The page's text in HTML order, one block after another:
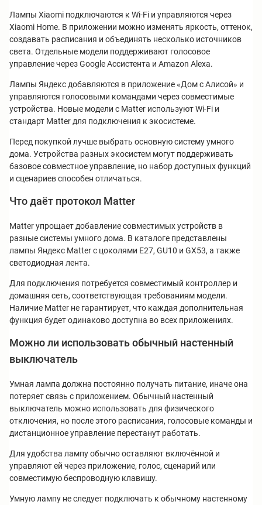
Лампы Xiaomi подключаются к Wi-Fi и управляются через
Xiaomi Home. В приложении можно изменять яркость, оттенок,
создавать расписания и объединять несколько источников
света. Отдельные модели поддерживают голосовое
управление через Google Ассистента и Amazon Alexa.
Лампы Яндекс добавляются в приложение «Дом с Алисой» и
управляются голосовыми командами через совместимые
устройства. Новые модели с Matter используют Wi-Fi и
стандарт Matter для подключения к экосистеме.
Перед покупкой лучше выбрать основную систему умного
дома. Устройства разных экосистем могут поддерживать
базовое совместное управление, но набор доступных функций
и сценариев способен отличаться.
Что даёт протокол Matter
Matter упрощает добавление совместимых устройств в
разные системы умного дома. В каталоге представлены
лампы Яндекс Matter с цоколями E27, GU10 и GX53, а также
светодиодная лента.
Для подключения потребуется совместимый контроллер и
домашняя сеть, соответствующая требованиям модели.
Наличие Matter не гарантирует, что каждая дополнительная
функция будет одинаково доступна во всех приложениях.
Можно ли использовать обычный настенный
выключатель
Умная лампа должна постоянно получать питание, иначе она
потеряет связь с приложением. Обычный настенный
выключатель можно использовать для физического
отключения, но после этого расписания, голосовые команды и
дистанционное управление перестанут работать.
Для удобства лампу обычно оставляют включённой и
управляют ей через приложение, голос, сценарий или
совместимую беспроводную клавишу.
Умную лампу не следует подключать к обычному настенному